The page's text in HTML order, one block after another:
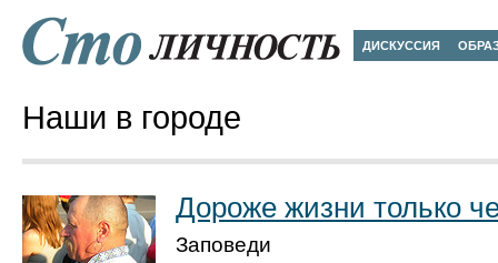
ДИСКУССИЯ
Наши в городе
Дороже жизни только
Заповеди